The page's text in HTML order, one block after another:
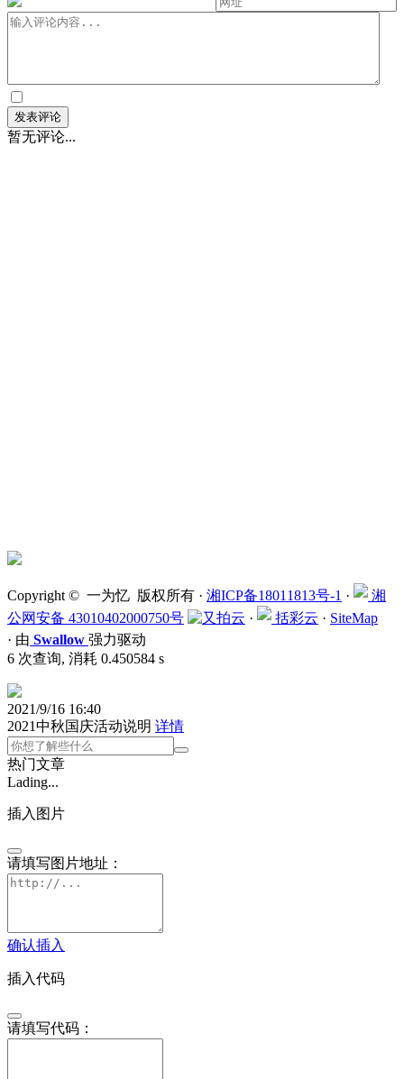
暂无评论...
Copyright © 一为忆 版权所有 · 湘ICP备18011813号-1 ·
湘
公网安备 43010402000750号
· 括彩云 · SiteMap
· 由 Swallow 强力驱动
6 次查询, 消耗 0.450584 s
2021/9/16 16:40
2021中秋国庆活动说明 详情
热门文章
Lading...
插入图片
请填写图片地址：
确认插入
插入代码
请填写代码：